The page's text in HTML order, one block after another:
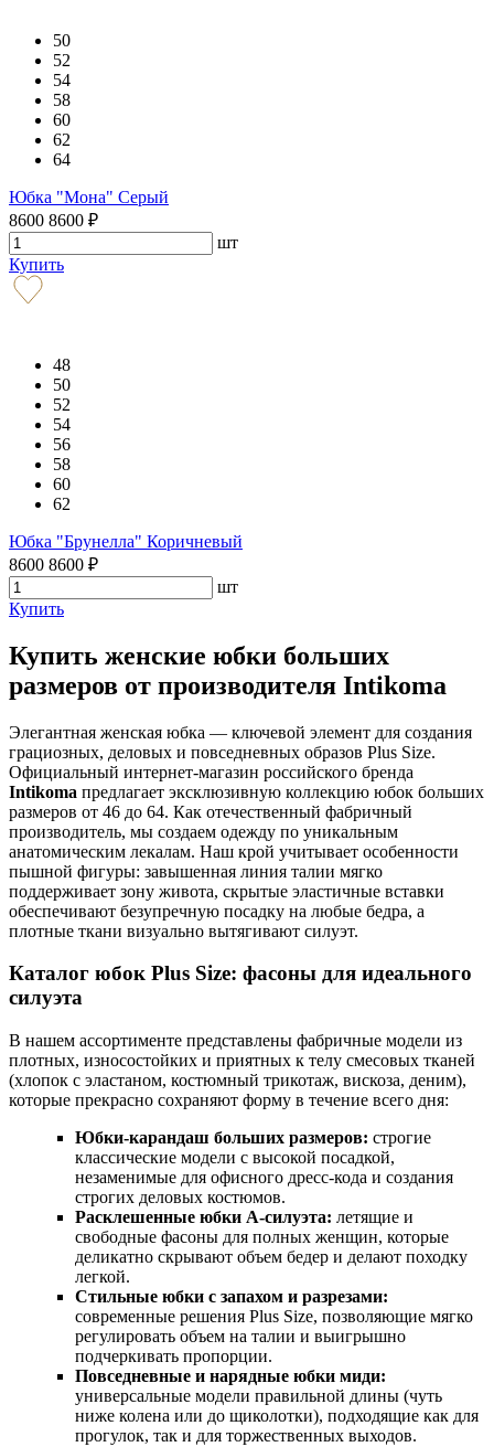
50
52
54
58
60
62
64
Юбка "Мона" Серый
8600 8600 ₽
шт
Купить
48
50
52
54
56
58
60
62
Юбка "Брунелла" Коричневый
8600 8600 ₽
шт
Купить
Купить женские юбки больших
размеров от производителя Intikoma
Элегантная женская юбка — ключевой элемент для создания
грациозных, деловых и повседневных образов Plus Size.
Официальный интернет-магазин российского бренда
Intikoma предлагает эксклюзивную коллекцию юбок больших
размеров от 46 до 64. Как отечественный фабричный
производитель, мы создаем одежду по уникальным
анатомическим лекалам. Наш крой учитывает особенности
пышной фигуры: завышенная линия талии мягко
поддерживает зону живота, скрытые эластичные вставки
обеспечивают безупречную посадку на любые бедра, а
плотные ткани визуально вытягивают силуэт.
Каталог юбок Plus Size: фасоны для идеального
силуэта
В нашем ассортименте представлены фабричные модели из
плотных, износостойких и приятных к телу смесовых тканей
(хлопок с эластаном, костюмный трикотаж, вискоза, деним),
которые прекрасно сохраняют форму в течение всего дня:
Юбки-карандаш больших размеров: строгие
классические модели с высокой посадкой,
незаменимые для офисного дресс-кода и создания
строгих деловых костюмов.
Расклешенные юбки А-силуэта: летящие и
свободные фасоны для полных женщин, которые
деликатно скрывают объем бедер и делают походку
легкой.
Стильные юбки с запахом и разрезами:
современные решения Plus Size, позволяющие мягко
регулировать объем на талии и выигрышно
подчеркивать пропорции.
Повседневные и нарядные юбки миди:
универсальные модели правильной длины (чуть
ниже колена или до щиколотки), подходящие как для
прогулок, так и для торжественных выходов.